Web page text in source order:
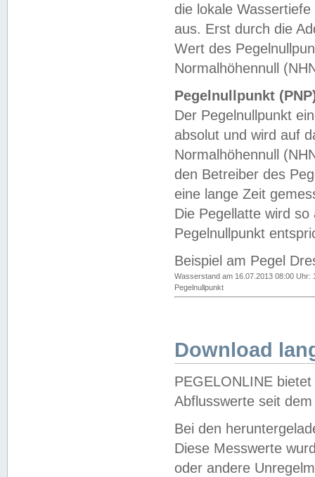
die lokale
aus. Erst durch die
Wert des
Normalhöhennull
Pegelnullpunkt
Der Pegelnullpunkt
absolut und wird auf
Normalhöhennull
den Betreiber des
eine lange Zeit
Die Pegellatte wird
Pegelnullpunkt
Beispiel am Pegel
Wasserstand am 16.07.2013 08:00 Uhr:
Pegelnullpunkt
Download
PEGELONLINE
Abflusswerte seit
Bei den
Diese Messwerte
oder andere